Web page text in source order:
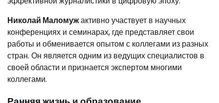
Николай Маломужактивно участвует в научных
конференциях и семинарах, где представляет свои
работы и обменивается опытом с коллегами из разных
стран. Он является одним из ведущих специалистов в
своей области и признается экспертом многими
коллегами.